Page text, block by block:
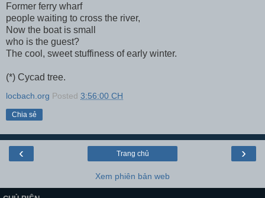
Former ferry wharf
people waiting to cross the river,
Now the boat is small
who is the guest?
The cool, sweet stuffiness of early winter.
(*) Cycad tree.
locbach.org Posted 3:56:00 CH
Chia sẻ
‹ ›
Trang chủ
Xem phiên bản web